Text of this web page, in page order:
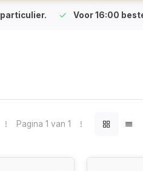
Voor 16:00
Pagina 1 van 1